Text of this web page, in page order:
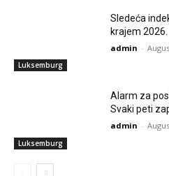
Luksemburg
Sledeća
krajem 2026.
admin -
Luksemburg
Alarm za
Svaki peti
admin -